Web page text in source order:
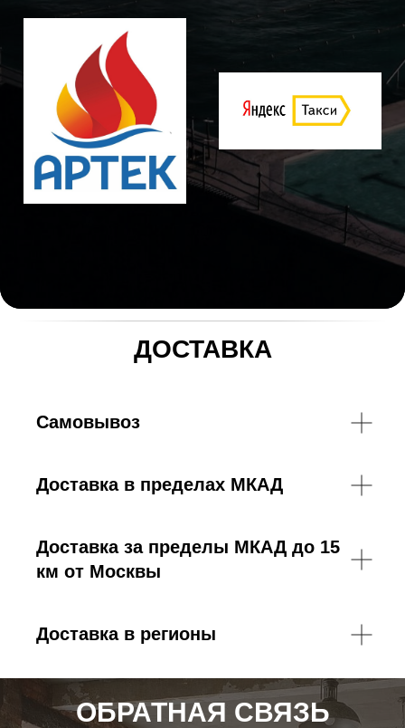
ДОСТАВКА
Самовывоз
Доставка в пределах МКАД
Доставка за пределы МКАД до 15
км от Москвы
Доставка в регионы
ОБРАТНАЯ СВЯЗЬ